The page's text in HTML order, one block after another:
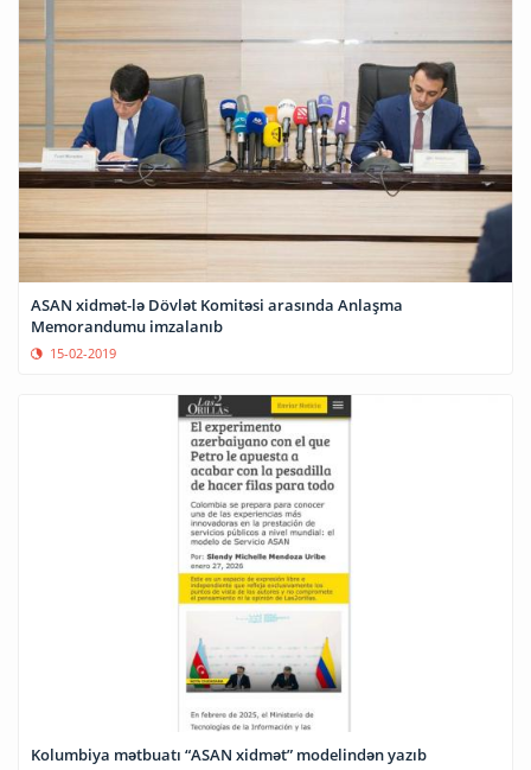
ASAN xidmət-lə Dövlət Komitəsi arasında Anlaşma
Memorandumu imzalanıb
15-02-2019
Kolumbiya mətbuatı “ASAN xidmət” modelindən yazıb